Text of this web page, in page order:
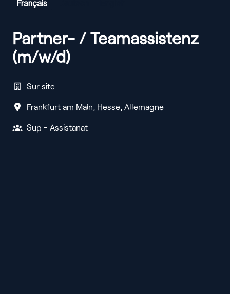
Français
Partner- / Teamassistenz
(m/w/d)
Sur site
Frankfurt am Main, Hesse, Allemagne
Sup - Assistanat